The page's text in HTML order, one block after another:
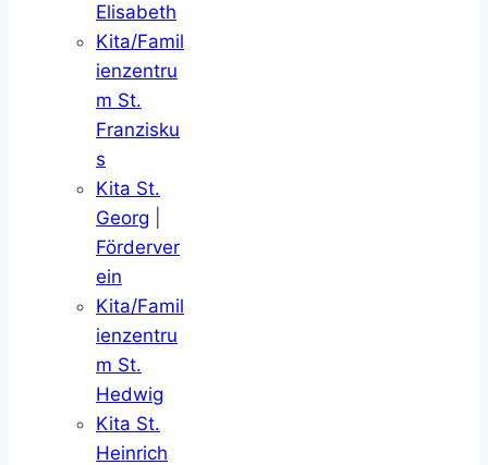
Elisabeth
Kita/Famil
ienzentru
m St.
Franzisku
s
Kita St.
Georg
Förderver
ein
Kita/Famil
ienzentru
m St.
Hedwig
Kita St.
Heinrich